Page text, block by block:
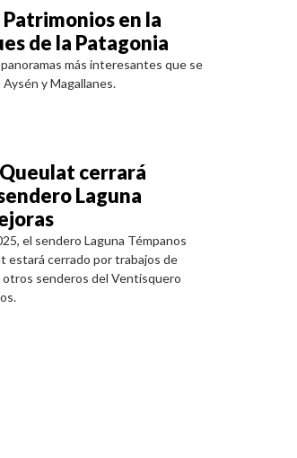
en la
de la Patagonia
más interesantes que se
y Magallanes.
cerrará
Laguna
el sendero Laguna Témpanos
estará cerrado por trabajos de
senderos del Ventisquero